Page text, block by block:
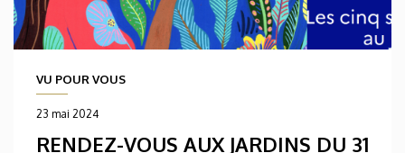
VU POUR VOUS
23 mai 2024
RENDEZ-VOUS AUX JARDINS DU 31